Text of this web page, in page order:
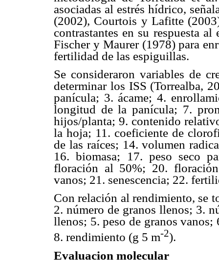
asociadas al estrés hídrico,
(2002), Courtois y Lafitte
contrastantes en su respuesta
Fischer y Maurer (1978) para
fertilidad de las espiguillas.
Se consideraron variables de
determinar los ISS (Torrealba,
panícula; 3. ácame; 4.
longitud de la panícula; 7.
hijos/planta; 9. contenido
la hoja; 11. coeficiente de
de las raíces; 14. volumen
16. biomasa; 17. peso seco
floración al 50%; 20.
vanos; 21. senescencia; 22.
Con relación al rendimiento, se
2. número de granos llenos; 3.
llenos; 5. peso de granos
8. rendimiento (g 5 m-2).
Evaluacion molecular